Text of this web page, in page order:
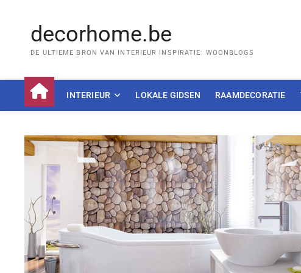
decorhome.be
DE ULTIEME BRON VAN INTERIEUR INSPIRATIE: WOONBLOGS
INTERIEUR LOKALE GIDSEN RAAMDECORATIE